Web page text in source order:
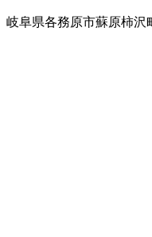
岐阜県各務原市蘇原柿沢